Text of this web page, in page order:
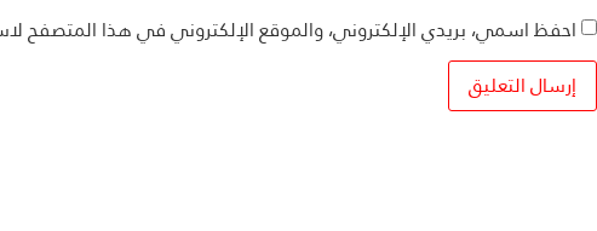
احفظ اسمي، بريدي الإلكتروني، والموقع الإلكتروني في هذا المتصفح